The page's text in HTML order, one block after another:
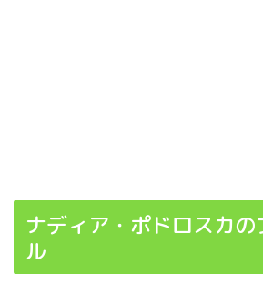
ナディア・ポドロスカ
ル